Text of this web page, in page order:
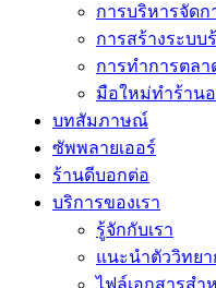
การบริหารจัด
การสร้างระบบ
การทำการตล
มือใหม่ทำร้าน
บทสัมภาษณ์
ซัพพลายเออร์
ร้านดีบอกต่อ
บริการของเรา
รู้จักกับเรา
แนะนำตัววิทยา
ไฟล์เอกสารสำ